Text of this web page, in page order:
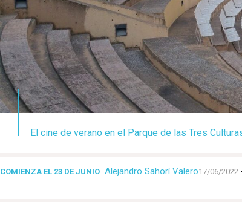
El cine de verano en el Parque de las Tres
COMIENZA EL 23 DE JUNIO Alejandro Sahorí Valero17/06/2022